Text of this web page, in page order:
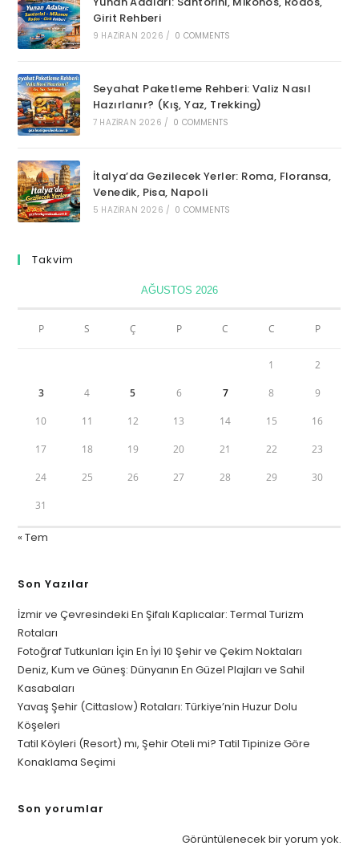
Girit Rehberi
9 HAZIRAN 2026 / 0 COMMENTS
Seyahat Paketleme Rehberi: Valiz Nasıl
Hazırlanır? (Kış, Yaz, Trekking)
7 HAZIRAN 2026 / 0 COMMENTS
İtalya’da Gezilecek Yerler: Roma, Floransa,
Venedik, Pisa, Napoli
5 HAZIRAN 2026 / 0 COMMENTS
Takvim
AĞUSTOS 2026
P S Ç P C C P
1 2
3 4 5 6 7 8 9
10 11 12 13 14 15 16
17 18 19 20 21 22 23
24 25 26 27 28 29 30
31
« Tem
Son Yazılar
İzmir ve Çevresindeki En Şifalı Kaplıcalar: Termal Turizm
Rotaları
Fotoğraf Tutkunları İçin En İyi 10 Şehir ve Çekim Noktaları
Deniz, Kum ve Güneş: Dünyanın En Güzel Plajları ve Sahil
Kasabaları
Yavaş Şehir (Cittaslow) Rotaları: Türkiye’nin Huzur Dolu
Köşeleri
Tatil Köyleri (Resort) mı, Şehir Oteli mi? Tatil Tipinize Göre
Konaklama Seçimi
Son yorumlar
Görüntülenecek bir yorum yok.